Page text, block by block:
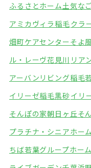
ふるさとホーム土気な
アミカヴィラ稲毛クラ
畑町ケアセンターそよ
ル・レーヴ花見川 リア
アーバンリビング稲毛
イリーゼ稲毛黒砂 イリ
そんぽの家朝日ヶ丘そ
プラチナ・シニアホー
ちば若葉グループホー